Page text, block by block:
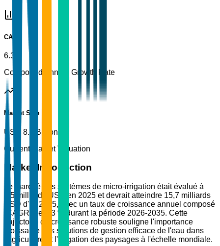
CAGR
6.3%
Compound Annual Growth Rate
Market Size
USD 8.5 Billion
Current Market Valuation
Market Introduction
Le marché des systèmes de micro-irrigation était évalué à
8,5 milliards USD en 2025 et devrait atteindre 15,7 milliards
USD d'ici 2035, avec un taux de croissance annuel composé
(CAGR) de 6,3 % durant la période 2026-2035. Cette
trajectoire de croissance robuste souligne l'importance
croissante des solutions de gestion efficace de l'eau dans
l'agriculture et l'irrigation des paysages à l'échelle mondiale.